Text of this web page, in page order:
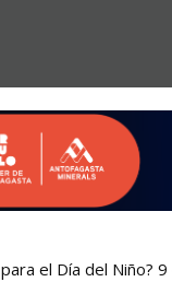
el Día del Niño?